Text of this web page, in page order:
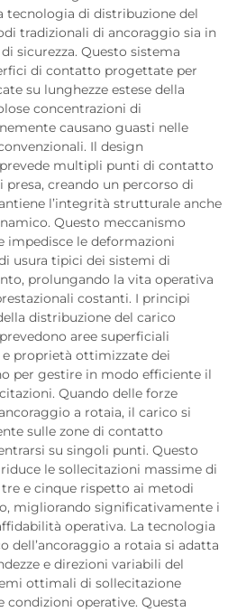
tecnologia di distribuzione del
tradizionali di ancoraggio sia in
sicurezza. Questo sistema
di contatto progettate per
su lunghezze estese della
concentrazioni di
causano guasti nelle
Il design
multipli punti di contatto
creando un percorso di
l’integrità strutturale anche
Questo meccanismo
impedisce le deformazioni
usura tipici dei sistemi di
prolungando la vita operativa
costanti. I principi
distribuzione del carico
aree superficiali
proprietà ottimizzate dei
per gestire in modo efficiente il
Quando delle forze
a rotaia, il carico si
sulle zone di contatto
su singoli punti. Questo
le sollecitazioni massime di
e cinque rispetto ai metodi
migliorando significativamente i
operativa. La tecnologia
dell’ancoraggio a rotaia si adatta
e direzioni variabili del
ottimali di sollecitazione
condizioni operative. Questa